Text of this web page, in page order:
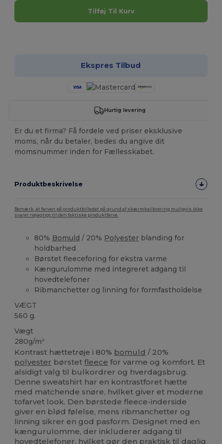
Tilføj Til Kurv
Ekspres Tilbud
Hurtig levering
Er du et firma? Få fordele ved priser eksklusive
moms, når du betaler, bedes du angive dit
momsnummer inden for Fællesskabet.
Produktbeskrivelse
Bemærk, at farven på produktbilledet på grund af skærmkalibrering muligvis ikke
svarer nøjagtigt til den faktiske produktfarve.
80% Bomuld / 20% Polyester blanding for
holdbarhed
Børstet fleeceforing for ekstra varme
Kængurulomme med integreret adgang til
hovedtelefoner
Ribmanchetter og linning for formfastholdelse
VÆGT
560 g.
Vægt
280g/m²
Kontrast hættetrøje i 80% bomuld / 20%
polyester børstetfleece for varme og komfort. Et
alsidigt valg til bulkordrer og hverdagsbrug.
Denne sweatshirt har en kontrastforet hætte
med matchende snøre, hvilket giver et moderne
tofarvet look. Den børstede fleece-inderside
giver en blød følelse, mens ribmanchetter og
linning sikrer en god pasform. Designet med en
kængurulomme, der inkluderer adgang til
hovedtelefoner, hvilket gør den praktisk til daglig